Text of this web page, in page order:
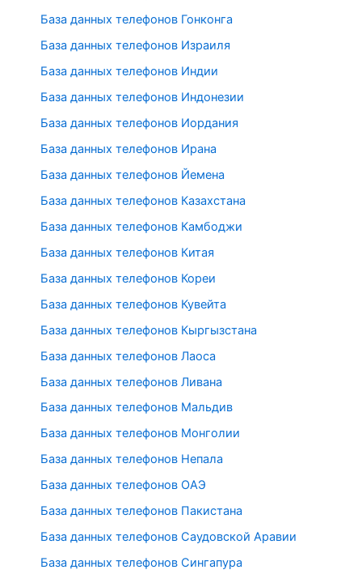
База данных телефонов Гонконга
База данных телефонов Израиля
База данных телефонов Индии
База данных телефонов Индонезии
База данных телефонов Иордания
База данных телефонов Ирана
База данных телефонов Йемена
База данных телефонов Казахстана
База данных телефонов Камбоджи
База данных телефонов Китая
База данных телефонов Кореи
База данных телефонов Кувейта
База данных телефонов Кыргызстана
База данных телефонов Лаоса
База данных телефонов Ливана
База данных телефонов Мальдив
База данных телефонов Монголии
База данных телефонов Непала
База данных телефонов ОАЭ
База данных телефонов Пакистана
База данных телефонов Саудовской Аравии
База данных телефонов Сингапура